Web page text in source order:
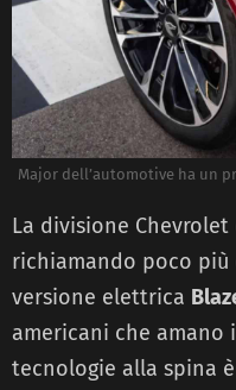
Major dell’automotive ha un
La divisione
richiamando poco più
versione elettrica
americani che
tecnologie alla spina